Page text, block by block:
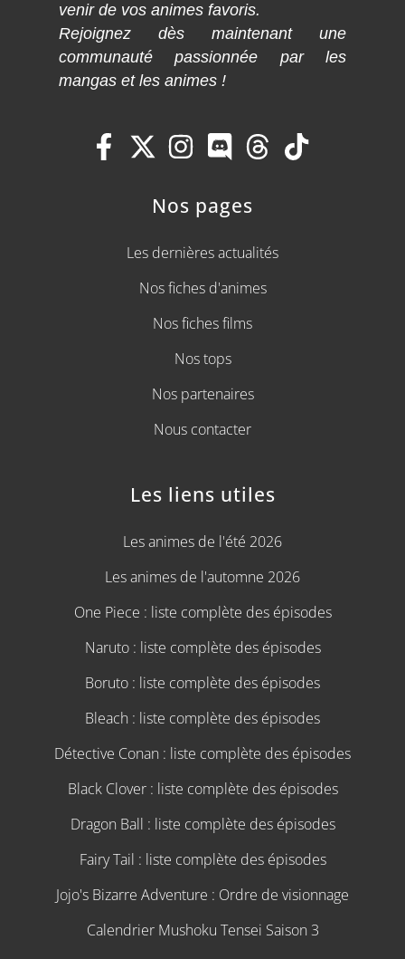
venir de vos animes favoris.
Rejoignez dès maintenant une
communauté passionnée par les
mangas et les animes !
Nos pages
Les dernières actualités
Nos fiches d'animes
Nos fiches films
Nos tops
Nos partenaires
Nous contacter
Les liens utiles
Les animes de l'été 2026
Les animes de l'automne 2026
One Piece : liste complète des épisodes
Naruto : liste complète des épisodes
Boruto : liste complète des épisodes
Bleach : liste complète des épisodes
Détective Conan : liste complète des épisodes
Black Clover : liste complète des épisodes
Dragon Ball : liste complète des épisodes
Fairy Tail : liste complète des épisodes
Jojo's Bizarre Adventure : Ordre de visionnage
Calendrier Mushoku Tensei Saison 3